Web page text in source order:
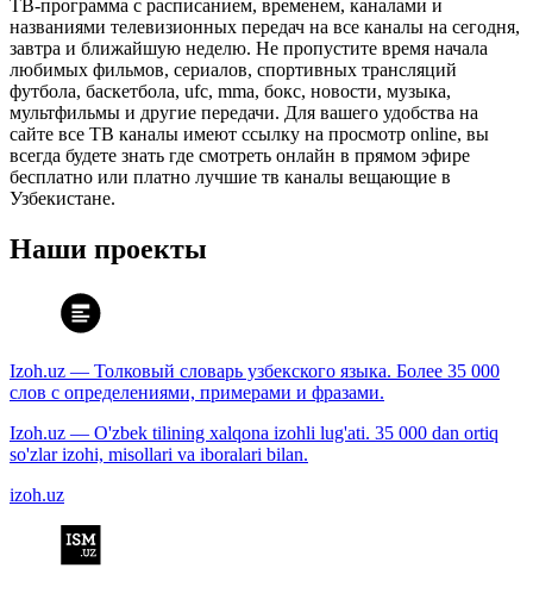
ТВ-программа с расписанием, временем, каналами и
названиями телевизионных передач на все каналы на сегодня,
завтра и ближайшую неделю. Не пропустите время начала
любимых фильмов, сериалов, спортивных трансляций
футбола, баскетбола, ufc, mma, бокс, новости, музыка,
мультфильмы и другие передачи. Для вашего удобства на
сайте все ТВ каналы имеют ссылку на просмотр online, вы
всегда будете знать где смотреть онлайн в прямом эфире
бесплатно или платно лучшие тв каналы вещающие в
Узбекистане.
Наши проекты
Izoh.uz — Толковый словарь узбекского языка. Более 35 000
слов с определениями, примерами и фразами.
Izoh.uz — O'zbek tilining xalqona izohli lug'ati. 35 000 dan ortiq
so'zlar izohi, misollari va iboralari bilan.
izoh.uz